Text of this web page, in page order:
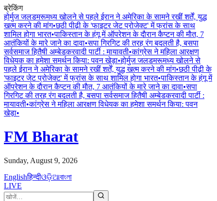
ब्रेकिंग
होर्मुज जलडमरूमध्य खोलने से पहले ईरान ने अमेरिका के सामने रखीं शर्तें, युद्ध
खत्म करने की मांग•छठी पीढ़ी के 'फाइटर जेट प्रोजेक्ट' में फ्रांस के साथ
शामिल होगा भारत•पाकिस्तान के हंगू में ऑपरेशन के दाैरान कैप्टन की माैत, 7
आतंकियों के मारे जाने का दावा•सपा गिरगिट की तरह रंग बदलती है, बसपा
सर्वसमाज हितैषी अम्बेडकरवादी पार्टी : मायावती•कांग्रेस ने महिला आरक्षण
विधेयक का हमेशा समर्थन किया: पवन खेड़ा•होर्मुज जलडमरूमध्य खोलने से
पहले ईरान ने अमेरिका के सामने रखीं शर्तें, युद्ध खत्म करने की मांग•छठी पीढ़ी के
'फाइटर जेट प्रोजेक्ट' में फ्रांस के साथ शामिल होगा भारत•पाकिस्तान के हंगू में
ऑपरेशन के दाैरान कैप्टन की माैत, 7 आतंकियों के मारे जाने का दावा•सपा
गिरगिट की तरह रंग बदलती है, बसपा सर्वसमाज हितैषी अम्बेडकरवादी पार्टी :
मायावती•कांग्रेस ने महिला आरक्षण विधेयक का हमेशा समर्थन किया: पवन
खेड़ा•
FM Bharat
Sunday, August 9, 2026
Englishहिन्दीଓଡ଼ିଆবাংলা
LIVE